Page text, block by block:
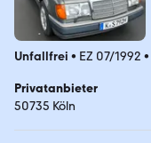
Unfallfrei • EZ 07/1992 •
Privatanbieter
50735 Köln